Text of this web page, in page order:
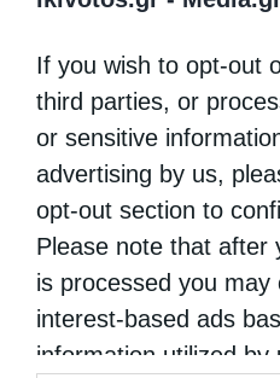
If you wish to opt-out
third parties, or
or sensitive
advertising by us,
opt-out section to
Please note that after
is processed you may
interest-based ads
information utilized by
Ο Νεαπόλεως στο Ιερό
Παρασκευής